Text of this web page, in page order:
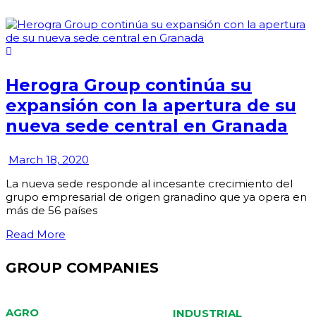
Herogra Group continúa su
expansión con la apertura de su
nueva sede central en Granada
March 18, 2020
La nueva sede responde al incesante crecimiento del
grupo empresarial de origen granadino que ya opera en
más de 56 países
Read More
GROUP COMPANIES
AGRO
INDUSTRIAL